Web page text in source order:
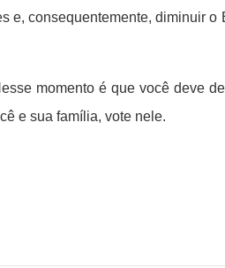
consequentemente, diminuir o
momento é que você deve
e sua família, vote nele.